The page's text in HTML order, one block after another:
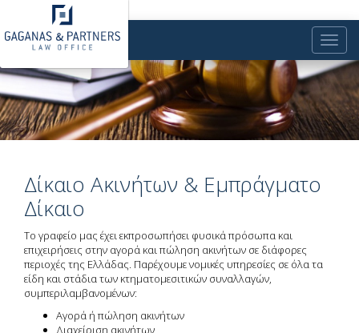
Toggle
Δίκαιο Ακινήτων & Εμπράγματο
Δίκαιο
Το γραφείο μας έχει εκπροσωπήσει φυσικά πρόσωπα και
επιχειρήσεις στην αγορά και πώληση ακινήτων σε διάφορες
περιοχές της Ελλάδας. Παρέχουμε νομικές υπηρεσίες σε όλα τα
είδη και στάδια των κτηματομεσιτικών συναλλαγών,
συμπεριλαμβανομένων:
Αγορά ή πώληση ακινήτων
Διαχείριση ακινήτων